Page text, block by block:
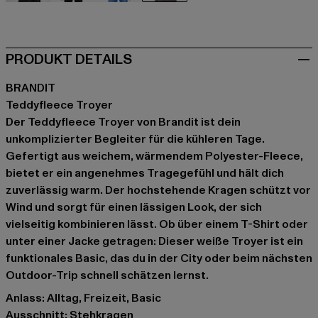
PRODUKT DETAILS
BRANDIT
Teddyfleece Troyer
Der Teddyfleece Troyer von Brandit ist dein
unkomplizierter Begleiter für die kühleren Tage.
Gefertigt aus weichem, wärmendem Polyester-Fleece,
bietet er ein angenehmes Tragegefühl und hält dich
zuverlässig warm. Der hochstehende Kragen schützt vor
Wind und sorgt für einen lässigen Look, der sich
vielseitig kombinieren lässt. Ob über einem T-Shirt oder
unter einer Jacke getragen: Dieser weiße Troyer ist ein
funktionales Basic, das du in der City oder beim nächsten
Outdoor-Trip schnell schätzen lernst.
Anlass: Alltag, Freizeit, Basic
Ausschnitt: Stehkragen